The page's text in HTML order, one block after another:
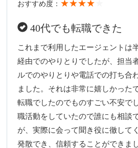
おすすめ度： ★★★★
40代でも転職できた
これまで利用したエージェントは
経由でのやりとりでしたが、担当
ルでのやりとりや電話での打ち合
ました。それは非常に嬉しかった
転職でしたのでものすごい不安で
職活動をしていたので誰にも相談
が、実際に会って聞き役に徹して
発散でき、信頼することができまし